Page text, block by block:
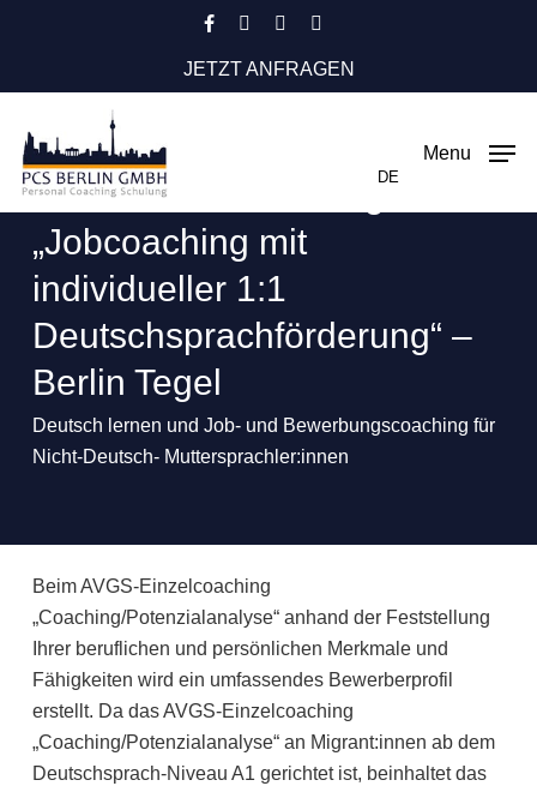
JETZT ANFRAGEN
DE
Menu
AVGS Einzelcoaching
„Jobcoaching mit
individueller 1:1
Deutschsprachförderung“ –
Berlin Tegel
Deutsch lernen und Job- und Bewerbungscoaching für
Nicht-Deutsch- Muttersprachler:innen
Beim AVGS-Einzelcoaching
„Coaching/Potenzialanalyse“ anhand der Feststellung
Ihrer beruflichen und persönlichen Merkmale und
Fähigkeiten wird ein umfassendes Bewerberprofil
erstellt. Da das AVGS-Einzelcoaching
„Coaching/Potenzialanalyse“ an Migrant:innen ab dem
Deutschsprach-Niveau A1 gerichtet ist, beinhaltet das